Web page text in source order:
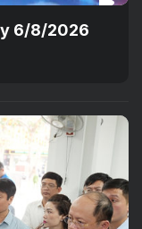
6/8/2026